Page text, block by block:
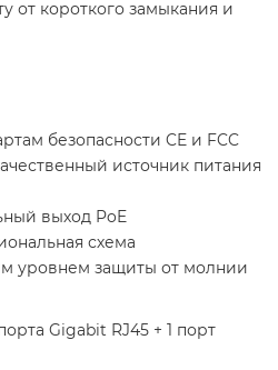
от короткого замыкания и
безопасности CE и FCC
источник питания
выход PoE
схема
уровнем защиты от молнии
Gigabit RJ45 + 1 порт